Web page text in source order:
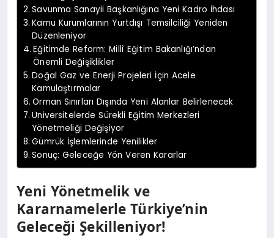
Savunma Sanayii Başkanlığına Yeni Kadro İhdası
Kamu Kurumlarının Yurtdışı Temsilciliği Yeniden
Düzenleniyor
Eğitimde Reform: Millî Eğitim Bakanlığı’ndan
Önemli Değişiklikler
Doğal Gaz ve Enerji Projeleri İçin Acele
Kamulaştırmalar
Orman Sınırları Dışında Yeni Alanlar Belirlenecek
Üniversitelerde Sürekli Eğitim Merkezleri
Yönetmeliği Değişiyor
Gümrük İşlemlerinde Yenilikler
Sonuç: Geleceğe Yön Veren Kararlar
Yeni Yönetmelik ve
Kararnamelerle Türkiye’nin
Geleceği Şekilleniyor!